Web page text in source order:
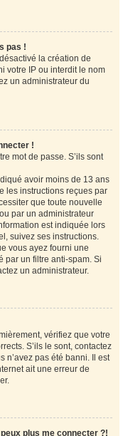
pas !
la création de
votre IP ou interdit le nom
un administrateur du
!
mot de passe. S’ils sont
avoir moins de 13 ans
les instructions reçues par
que toute nouvelle
par un administrateur
est indiquée lors
suivez ses instructions.
vous ayez fourni une
par un filtre anti-spam. Si
un administrateur.
vérifiez que votre
S’ils le sont, contactez
n’avez pas été banni. Il est
ait une erreur de
plus me connecter ?!